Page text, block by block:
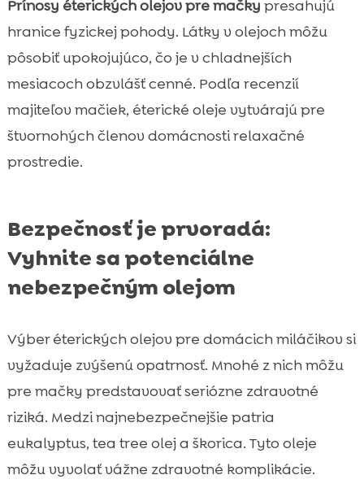
Prínosy éterických olejov pre mačky presahujú
hranice fyzickej pohody. Látky v olejoch môžu
pôsobiť upokojujúco, čo je v chladnejších
mesiacoch obzvlášť cenné. Podľa recenzií
majiteľov mačiek, éterické oleje vytvárajú pre
štvornohých členov domácnosti relaxačné
prostredie.
Bezpečnosť je prvoradá:
Vyhnite sa potenciálne
nebezpečným olejom
Výber éterických olejov pre domácich miláčikov si
vyžaduje zvýšenú opatrnosť. Mnohé z nich môžu
pre mačky predstavovať seriózne zdravotné
riziká. Medzi najnebezpečnejšie patria
eukalyptus, tea tree olej a škorica. Tyto oleje
môžu vyvolať vážne zdravotné komplikácie.